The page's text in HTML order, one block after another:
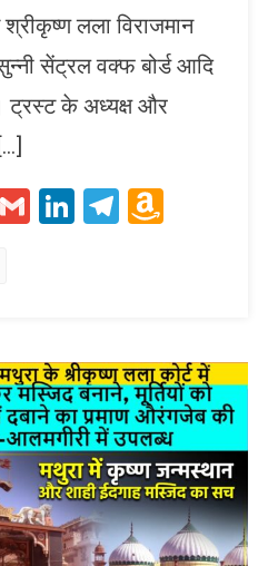
लला विराजमान
सेंट्रल वक्फ बोर्ड आदि
ट्रस्ट के अध्यक्ष और
GmailLinkedIn
Telegram